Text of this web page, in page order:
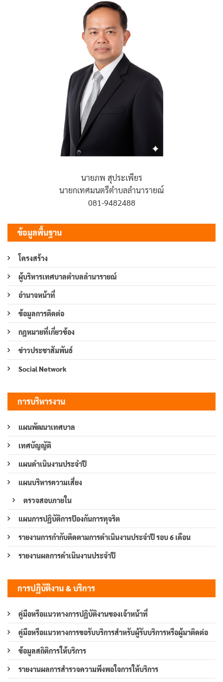
นายภพ สุประเพียร
นายกเทศมนตรีตำบลลำนารายณ์
081-9482488
ข้อมูลพื้นฐาน
โครงสร้าง
ผู้บริหารเทศบาลตำบลลำนารายณ์
อำนาจหน้าที่
ข้อมูลการติดต่อ
กฎหมายที่เกี่ยวข้อง
ข่าวประชาสัมพันธ์
Social Network
การบริหารงาน
แผนพัฒนาเทศบาล
เทศบัญญัติ
แผนดำเนินงานประจำปี
แผนบริหารความเสี่ยง
ตรวจสอบภายใน
แผนการปฏิบัติการป้องกันการทุจริต
รายงานการกำกับติดตามการดำเนินงานประจำปี รอบ 6 เดือน
รายงานผลการดำเนินงานประจำปี
การปฏิบัติงาน & บริการ
คู่มือหรือแนวทางการปฏิบัติงานของเจ้าหน้าที่
คู่มือหรือแนวทางการขอรับบริการสำหรับผู้รับบริการหรือผู้มาติดต่อ
ข้อมูลสถิติการให้บริการ
รายงานผลการสำรวจความพึงพอใจการให้บริการ